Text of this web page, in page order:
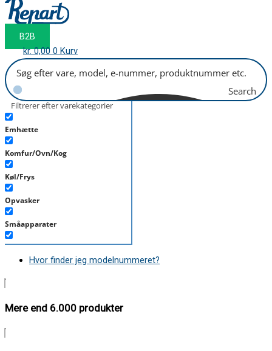
Vaskemaskine
B2B
kr.0,00 0 Kurv
Search
Filtrerer efter varekategorier
Emhætte
Komfur/Ovn/Kog
Køl/Frys
Opvasker
Småapparater
Støvsuger
Hvor finder jeg modelnummeret?
Mere end 6.000 produkter